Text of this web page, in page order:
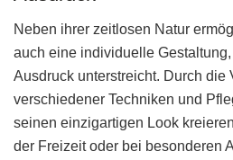
Neben ihrer zeitlosen Natur
auch eine individuelle
Ausdruck unterstreicht. Durch die
verschiedener Techniken und
seinen einzigartigen Look
der Freizeit oder bei besonderen